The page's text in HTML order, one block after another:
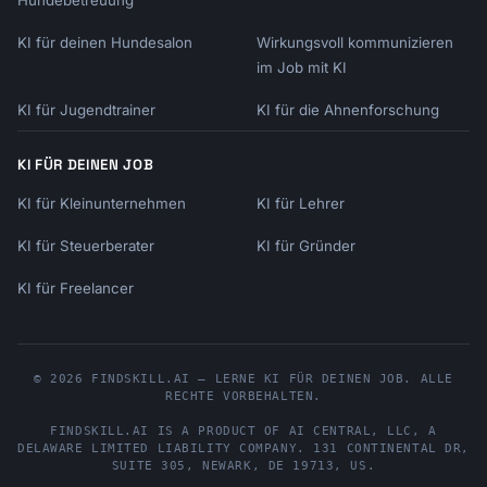
KI für deinen Hundesalon
Wirkungsvoll kommunizieren
im Job mit KI
KI für Jugendtrainer KI für die Ahnenforschung
KI FÜR DEINEN JOB
KI für Kleinunternehmen KI für Lehrer
KI für Steuerberater KI für Gründer
KI für Freelancer
© 2026 FINDSKILL.AI — LERNE KI FÜR DEINEN JOB. ALLE
RECHTE VORBEHALTEN.
FINDSKILL.AI IS A PRODUCT OF AI CENTRAL, LLC , A
DELAWARE LIMITED LIABILITY COMPANY. 131 CONTINENTAL DR,
SUITE 305 , NEWARK , DE 19713 , US .